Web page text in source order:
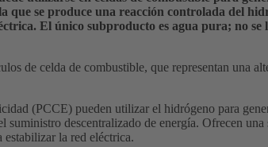
que se produce una reacción controlada del
El único subproducto es agua pura; no se
de celda de combustible, que representan una
(PCCE) pueden utilizar el hidrógeno para
suministro descentralizado de energía. Ofrecen
la red eléctrica.